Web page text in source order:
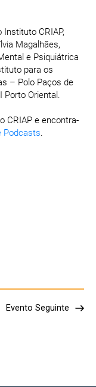
CRIAP,
Magalhães,
e Psiquiátrica
para os
– Polo Paços de
Porto Oriental.
CRIAP e encontra-
Podcasts.
Evento Seguinte